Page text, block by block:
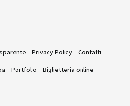
Privacy Policy
Contatti
Portfolio Biglietteria online